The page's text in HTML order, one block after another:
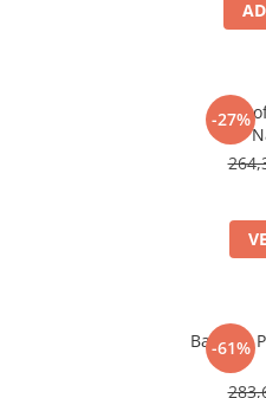
-27%
-61%
Balerini